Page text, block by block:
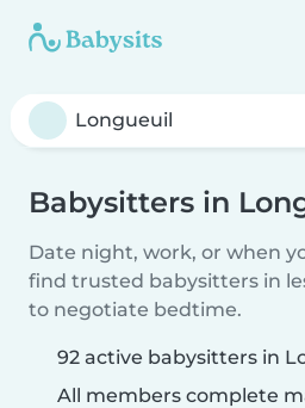
Babysitters in
Date night, work, or when
find trusted babysitters in
to negotiate bedtime.
92 active babysitters in
All members complete